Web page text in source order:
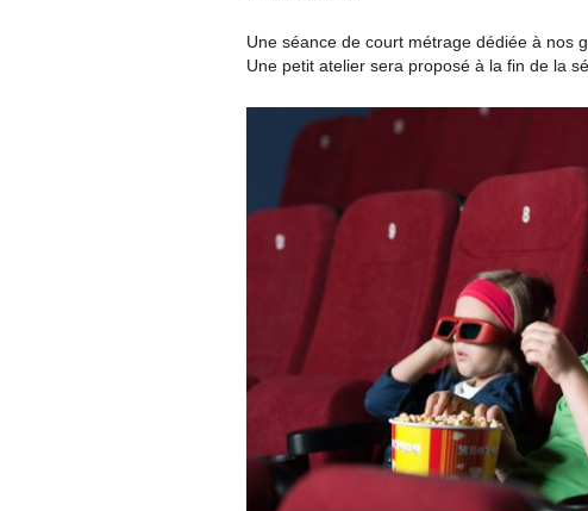
Une séance de court métrage dédiée à nos
Une petit atelier sera proposé à la fin de la